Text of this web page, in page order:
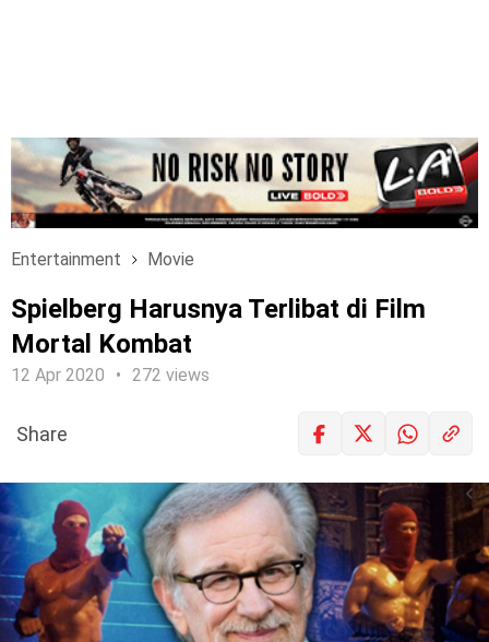
Entertainment Movie
Spielberg Harusnya Terlibat di Film
Mortal Kombat
12 Apr 2020 272 views
LOGIN
Share